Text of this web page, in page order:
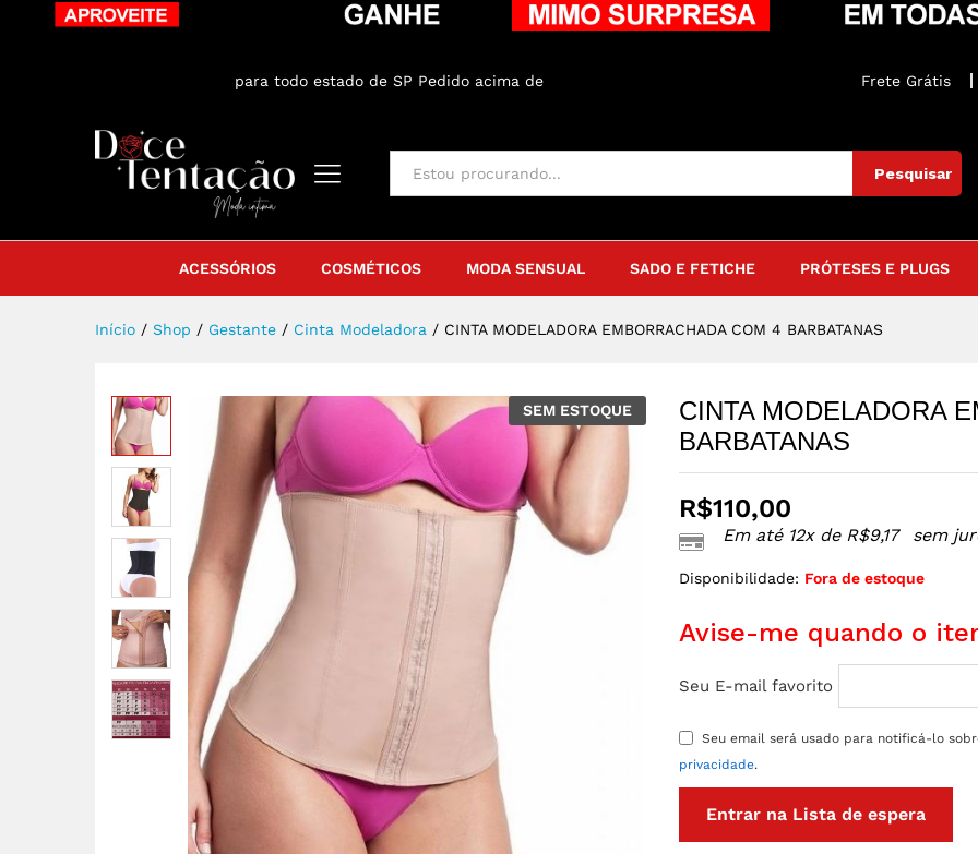
para todo estado de SP Pedido acima de Frete Grátis
Pesquisar
ACESSÓRIOS COSMÉTICOS MODA SENSUAL SADO E FETICHE PRÓTESES E PLUGS
Início / Shop / Gestante / Cinta Modeladora / CINTA MODELADORA EMBORRACHADA COM 4 BARBATANAS
SEM ESTOQUE
CINTA MODELADORA
BARBATANAS
R$110,00
Em até 12x de R$9,17 sem
Disponibilidade: Fora de estoque
Avise-me quando o
Seu E-mail favorito
Seu email será usado para notificá-lo
privacidade.
Sobre o produto Avaliações (0) Parcelamento